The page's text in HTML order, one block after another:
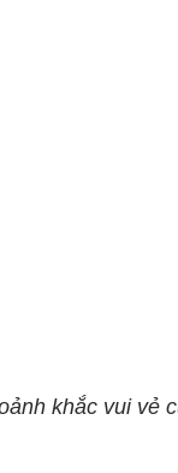
khắc vui vẻ